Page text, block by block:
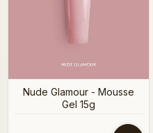
Nude Glamour - Mousse
Gel 15g